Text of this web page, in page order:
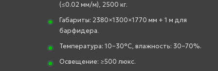
(≤0.02 мм/м), 2500 кг.
Габариты: 2380×1300×1770 мм + 1 м для
барфидера.
Температура: 10–30°C, влажность: 30–70%.
Освещение: ≥500 люкс.